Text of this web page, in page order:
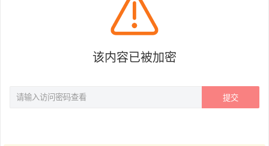
该内容已被加密
提交